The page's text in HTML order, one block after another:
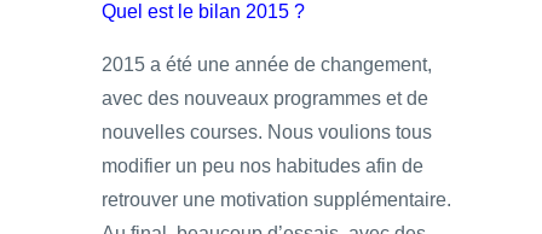
Quel est le bilan 2015 ?
2015 a été une année de changement,
avec des nouveaux programmes et de
nouvelles courses. Nous voulions tous
modifier un peu nos habitudes afin de
retrouver une motivation supplémentaire.